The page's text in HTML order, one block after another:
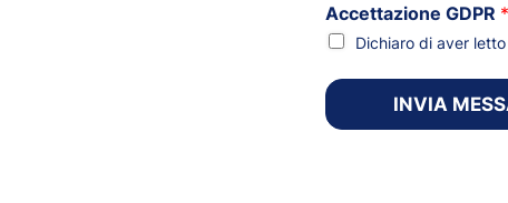
Accettazione GDPR *
Dichiaro di aver
INVIA